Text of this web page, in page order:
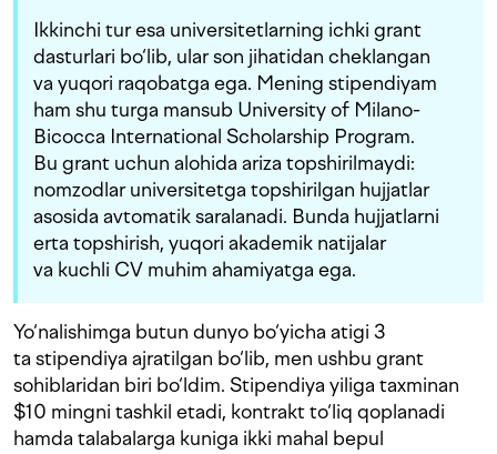
Ikkinchi tur esa universitetlarning ichki grant
dasturlari bo‘lib, ular son jihatidan cheklangan
va yuqori raqobatga ega. Mening stipendiyam
ham shu turga mansub University of Milano-
Bicocca International Scholarship Program.
Bu grant uchun alohida ariza topshirilmaydi:
nomzodlar universitetga topshirilgan hujjatlar
asosida avtomatik saralanadi. Bunda hujjatlarni
erta topshirish, yuqori akademik natijalar
va kuchli CV muhim ahamiyatga ega.
Yo‘nalishimga butun dunyo bo‘yicha atigi 3
ta stipendiya ajratilgan bo‘lib, men ushbu grant
sohiblaridan biri bo‘ldim. Stipendiya yiliga taxminan
$10 mingni tashkil etadi, kontrakt to‘liq qoplanadi
hamda talabalarga kuniga ikki mahal bepul